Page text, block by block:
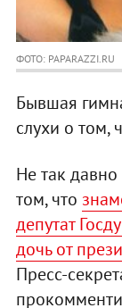
ФОТО: PAPARAZZI.RU
Бывшая
слухи о том,
Не так давно
том, что
депутат
дочь от
Пресс-